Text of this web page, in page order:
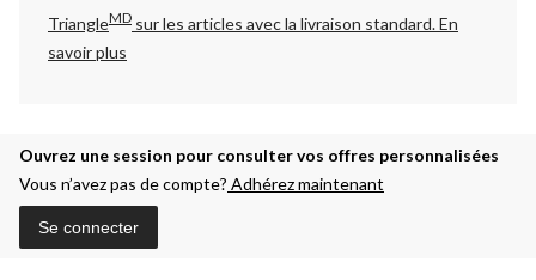
TriangleMD sur les articles avec la livraison standard.En
savoir plus
Ouvrez une session pour consulter vos offres personnalisées
Vous n’avez pas de compte? Adhérez maintenant
Se connecter